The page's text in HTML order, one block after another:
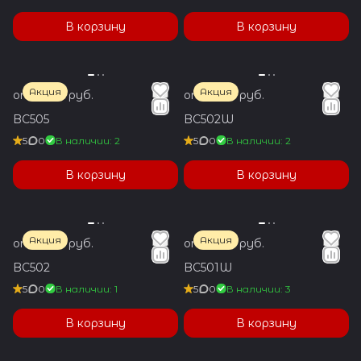
В корзину В корзину
Акция
от 1 850 руб.
BC505
5 0 В наличии: 2
В корзину
Акция
от 1 850 руб.
BC502W
5 0 В наличии: 2
В корзину
Акция
от 1 850 руб.
BC502
5 0 В наличии: 1
В корзину
Акция
от 1 850 руб.
BC501W
5 0 В наличии: 3
В корзину